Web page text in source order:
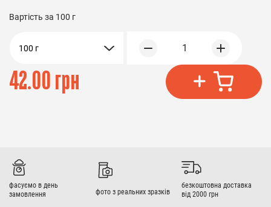
Вартість за 100 г
100 г 1
42.00 грн
фасуємо в день
замовлення
фото з реальних зразків
безкоштовна доставка
від 2000 грн